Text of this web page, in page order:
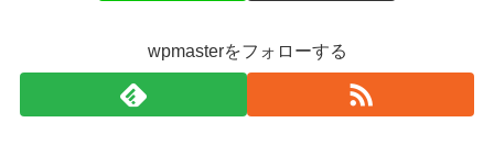
wpmasterをフォローする